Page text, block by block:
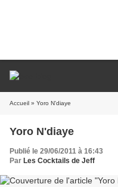
Accueil » Yoro N'diaye
Yoro N'diaye
Publié le 29/06/2011 à 16:43
Par Les Cocktails de Jeff